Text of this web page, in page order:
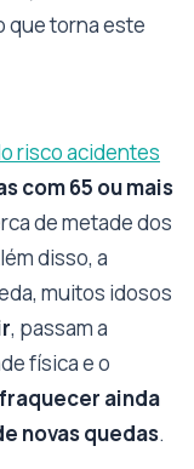
que torna este
risco acidentes
com 65 ou mais
de metade dos
disso, a
muitos idosos
, passam a
física e o
ainda
novas quedas.